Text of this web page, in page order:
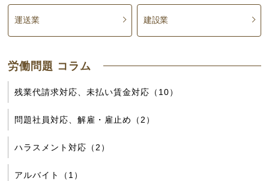
運送業 建設業
労働問題 コラム
残業代請求対応、未払い賃金対応（10）
問題社員対応、解雇・雇止め（2）
ハラスメント対応（2）
アルバイト（1）